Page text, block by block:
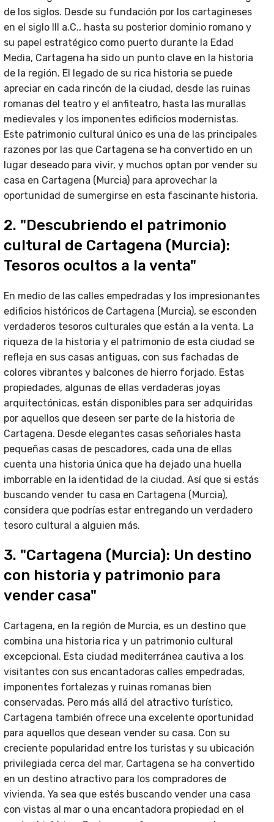
de los siglos. Desde su fundación por los cartagineses
en el siglo III a.C., hasta su posterior dominio romano y
su papel estratégico como puerto durante la Edad
Media, Cartagena ha sido un punto clave en la historia
de la región. El legado de su rica historia se puede
apreciar en cada rincón de la ciudad, desde las ruinas
romanas del teatro y el anfiteatro, hasta las murallas
medievales y los imponentes edificios modernistas.
Este patrimonio cultural único es una de las principales
razones por las que Cartagena se ha convertido en un
lugar deseado para vivir, y muchos optan por vender su
casa en Cartagena (Murcia) para aprovechar la
oportunidad de sumergirse en esta fascinante historia.
2. "Descubriendo el patrimonio
cultural de Cartagena (Murcia):
Tesoros ocultos a la venta"
En medio de las calles empedradas y los impresionantes
edificios históricos de Cartagena (Murcia), se esconden
verdaderos tesoros culturales que están a la venta. La
riqueza de la historia y el patrimonio de esta ciudad se
refleja en sus casas antiguas, con sus fachadas de
colores vibrantes y balcones de hierro forjado. Estas
propiedades, algunas de ellas verdaderas joyas
arquitectónicas, están disponibles para ser adquiridas
por aquellos que deseen ser parte de la historia de
Cartagena. Desde elegantes casas señoriales hasta
pequeñas casas de pescadores, cada una de ellas
cuenta una historia única que ha dejado una huella
imborrable en la identidad de la ciudad. Así que si estás
buscando vender tu casa en Cartagena (Murcia),
considera que podrías estar entregando un verdadero
tesoro cultural a alguien más.
3. "Cartagena (Murcia): Un destino
con historia y patrimonio para
vender casa"
Cartagena, en la región de Murcia, es un destino que
combina una historia rica y un patrimonio cultural
excepcional. Esta ciudad mediterránea cautiva a los
visitantes con sus encantadoras calles empedradas,
imponentes fortalezas y ruinas romanas bien
conservadas. Pero más allá del atractivo turístico,
Cartagena también ofrece una excelente oportunidad
para aquellos que desean vender su casa. Con su
creciente popularidad entre los turistas y su ubicación
privilegiada cerca del mar, Cartagena se ha convertido
en un destino atractivo para los compradores de
vivienda. Ya sea que estés buscando vender una casa
con vistas al mar o una encantadora propiedad en el